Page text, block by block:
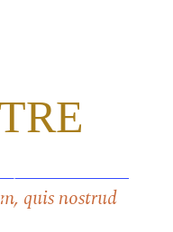
quis nostrud